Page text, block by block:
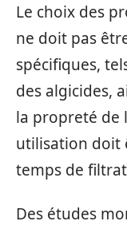
Le choix des
ne doit pas
spécifiques,
des algicides,
la propreté de
utilisation doit
temps de
Des études